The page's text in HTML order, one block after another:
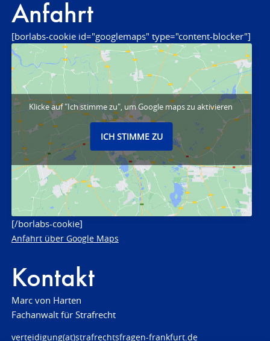
Anfahrt
[borlabs-cookie id="googlemaps" type="content-blocker"]
Klicke auf "Ich stimme zu", um Google maps zu aktivieren
ICH STIMME ZU
[/borlabs-cookie]
Anfahrt über Google Maps
Kontakt
Marc von Harten
Fachanwalt für Strafrecht
verteidigung(at)strafrechtsfragen-frankfurt.de